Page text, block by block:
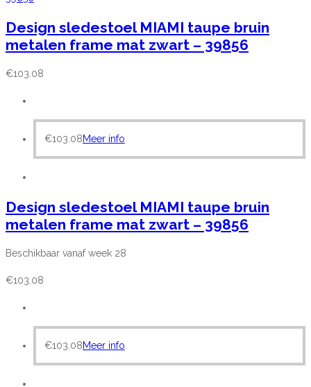
Design sledestoel MIAMI taupe bruin
metalen frame mat zwart – 39856
€103.08
€103.08Meer info
Design sledestoel MIAMI taupe bruin
metalen frame mat zwart – 39856
Beschikbaar vanaf week 28
€103.08
€103.08Meer info